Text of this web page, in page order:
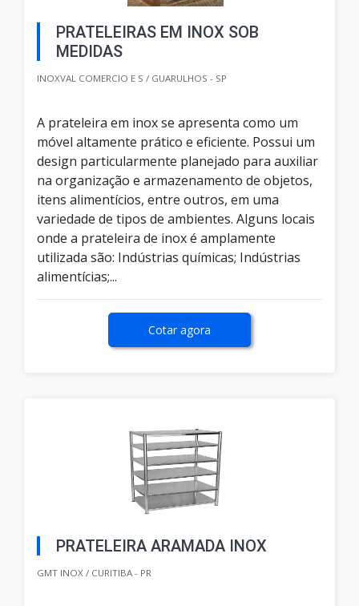
PRATELEIRAS EM INOX SOB
MEDIDAS
INOXVAL COMERCIO E S / GUARULHOS - SP
A prateleira em inox se apresenta como um
móvel altamente prático e eficiente. Possui um
design particularmente planejado para auxiliar
na organização e armazenamento de objetos,
itens alimentícios, entre outros, em uma
variedade de tipos de ambientes. Alguns locais
onde a prateleira de inox é amplamente
utilizada são: Indústrias químicas; Indústrias
alimentícias;...
Cotar agora
PRATELEIRA ARAMADA INOX
GMT INOX / CURITIBA - PR